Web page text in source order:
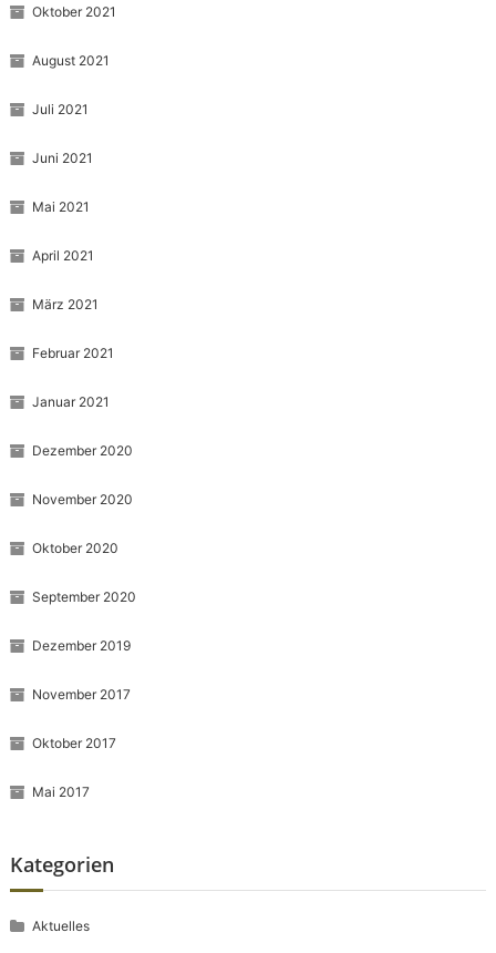
Oktober 2021
August 2021
Juli 2021
Juni 2021
Mai 2021
April 2021
März 2021
Februar 2021
Januar 2021
Dezember 2020
November 2020
Oktober 2020
September 2020
Dezember 2019
November 2017
Oktober 2017
Mai 2017
Kategorien
Aktuelles